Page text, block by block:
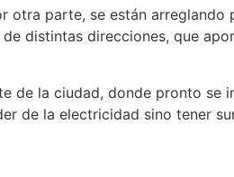
otra parte, se están
distintas direcciones, que
de la ciudad, donde pronto se
de la electricidad sino tener